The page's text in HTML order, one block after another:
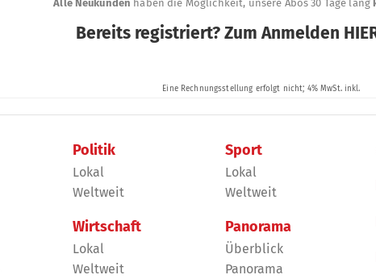
Politik
Lokal
Weltweit
Wirtschaft
Lokal
Weltweit
Sport
Lokal
Weltweit
Panorama
Überblick
Panorama